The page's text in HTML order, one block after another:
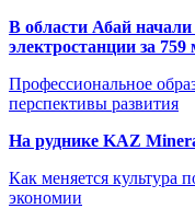
В области Абай начали
электростанции за 759
Профессиональное
перспективы развития
На руднике KAZ
Как меняется культура
экономии